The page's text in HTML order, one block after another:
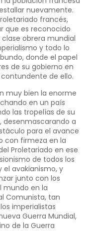
nuevamente.
francés,
que es reconocido
obrera mundial
y todo lo
donde el papel
de su gobierno en
de ello.
muy bien la enorme
en un país
las tropelías de su
desenmascarando a
para el avance
con firmeza en la
Proletariado en ese
de todos los
el avakianismo, y
junto con los
mundo en la
Comunista, tan
imperialistas
Guerra Mundial,
de la Guerra